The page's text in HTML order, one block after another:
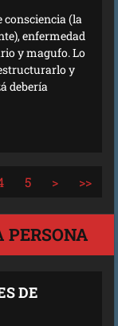
consciencia (la
enfermedad
y magufo. Lo
y
debería
5 > >>
PERSONA
DE